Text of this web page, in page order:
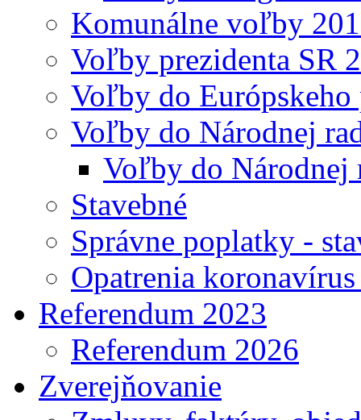
Komunálne voľby
Voľby prezidenta SR
Voľby do Európskeho
Voľby do Národnej
Voľby do Národnej
Stavebné
Správne poplatky -
Opatrenia
Referendum 2023
Referendum 2026
Zverejňovanie